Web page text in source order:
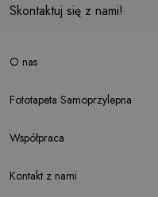
Skontaktuj się z nami!
O nas
Fototapeta Samoprzylepna
Współpraca
Kontakt z nami